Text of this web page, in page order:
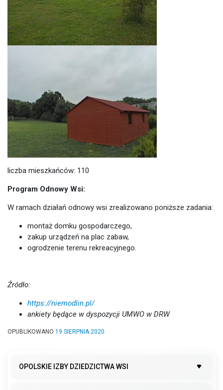
liczba mieszkańców: 110
Program Odnowy Wsi:
W ramach działań odnowy wsi zrealizowano poniższe zadania:
montaż domku gospodarczego,
zakup urządzeń na plac zabaw,
ogrodzenie terenu rekreacyjnego.
Źródło:
https://niemodlin.pl/
ankiety będące w dyspozycji UMWO w DRW
OPUBLIKOWANO 19 SIERPNIA 2020
OPOLSKIE IZBY DZIEDZICTWA WSI